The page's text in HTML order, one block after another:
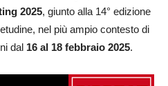
2025, giunto alla 14° edizione
nel più ampio contesto di
dal 16 al 18 febbraio 2025.